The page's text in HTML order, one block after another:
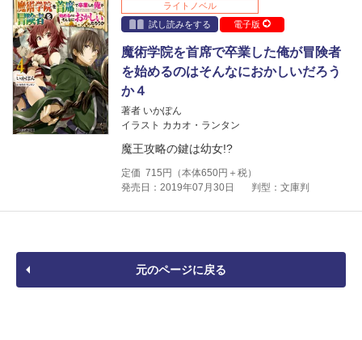
ライトノベル
試し読みをする
電子版
魔術学院を首席で卒業した俺が冒険者
を始めるのはそんなにおかしいだろう
か４
著者 いかぽん
イラスト カカオ・ランタン
魔王攻略の鍵は幼女!?
定価 715 円（本体650円＋税）
発売日：2019年07月30日
判型：文庫判
元のページに戻る